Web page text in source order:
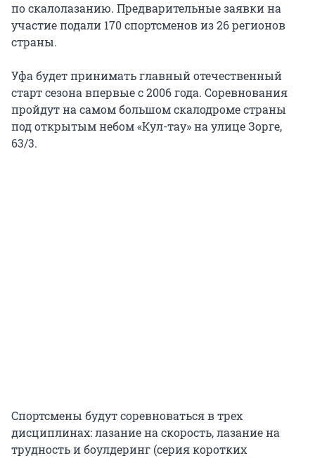
по скалолазанию. Предварительные заявки на
участие подали 170 спортсменов из 26 регионов
страны.
Уфа будет принимать главный отечественный
старт сезона впервые с 2006 года. Соревнования
пройдут на самом большом скалодроме страны
под открытым небом «Кул-тау» на улице Зорге,
63/3.
Спортсмены будут соревноваться в трех
дисциплинах: лазание на скорость, лазание на
трудность и боулдеринг (серия коротких